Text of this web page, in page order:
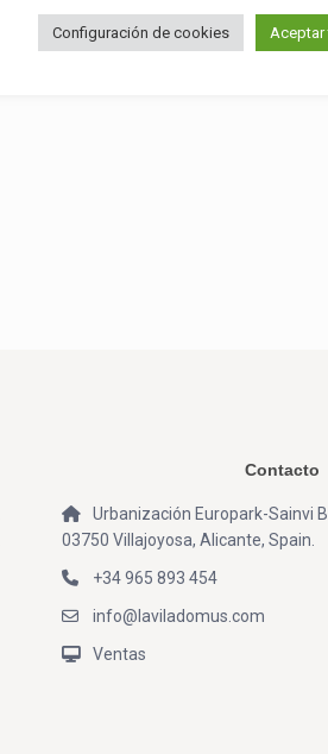
Contacto
Urbanización Europark-Sainvi
03750 Villajoyosa, Alicante, Spain.
+34 965 893 454
info@laviladomus.com
Ventas
Configuración de cookies